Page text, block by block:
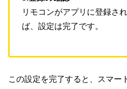
リモコンがアプリに登録さ
ば、設定は完了です。
この設定を完了すると、スマー